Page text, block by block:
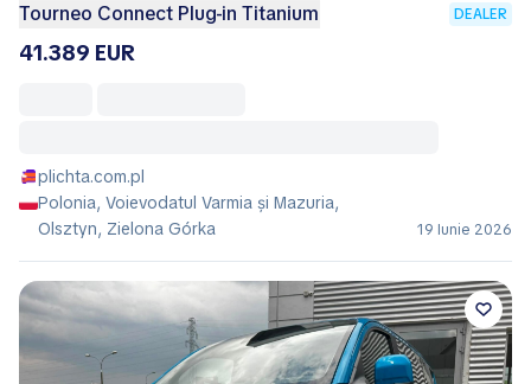
Tourneo Connect Plug-in Titanium DEALER
41.389 EUR
plichta.com.pl
Polonia, Voievodatul Varmia și Mazuria,
Olsztyn, Zielona Górka
19 Iunie 2026